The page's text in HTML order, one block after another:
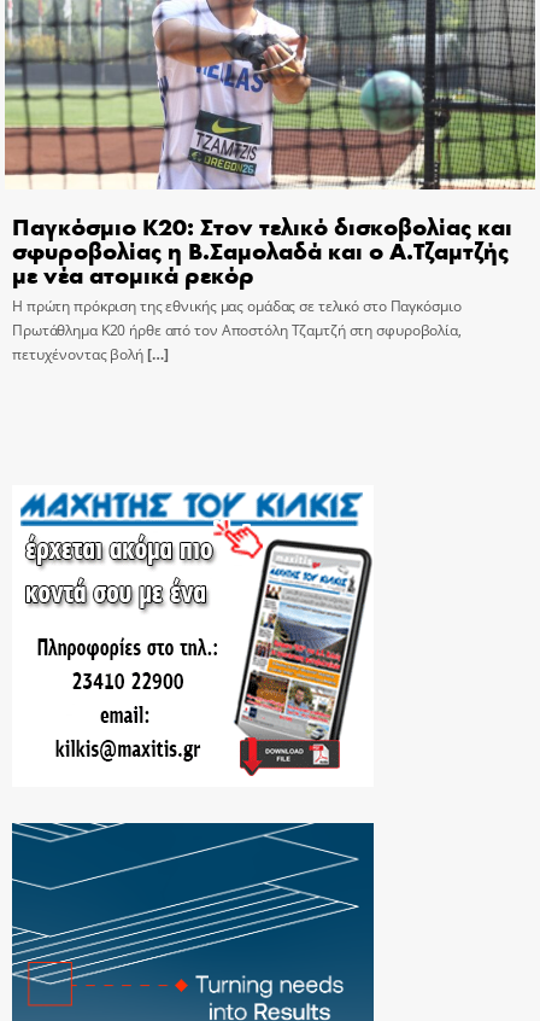
Παγκόσμιο Κ20: Στον τελικό δισκοβολίας και
σφυροβολίας η Β.Σαμολαδά και ο Α.Τζαμτζής
με νέα ατομικά ρεκόρ
Η πρώτη πρόκριση της εθνικής μας ομάδας σε τελικό στο Παγκόσμιο
Πρωτάθλημα Κ20 ήρθε από τον Αποστόλη Τζαμτζή στη σφυροβολία,
πετυχένοντας βολή[…]